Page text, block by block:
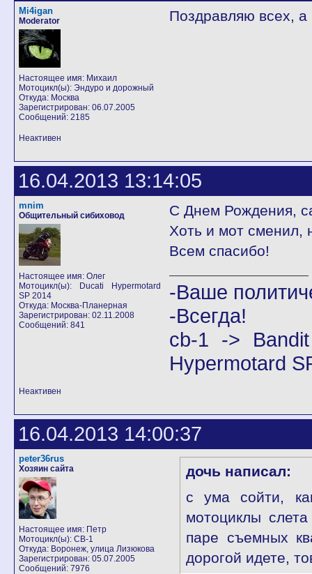
Mi4igan
Moderator
Настоящее имя: Михаил
Мотоцикл(ы): Эндуро и дорожный
Откуда: Москва
Зарегистрирован: 06.07.2005
Сообщений: 2185
Поздравляю всех, а
Неактивен
16.04.2013 13:14:05
mnim
Общительный сибиховод
Настоящее имя: Олег
Мотоцикл(ы): Ducati Hypermotard
SP 2014
Откуда: Москва-Планерная
Зарегистрирован: 02.11.2008
Сообщений: 841
С Днем Рождения,
Хоть и мот сменил,
Всем спасибо!
-Ваше
-Всегда!
cb-1 ->
Hypermotard
Неактивен
16.04.2013 14:00:37
peter36rus
Хозяин сайта
Настоящее имя: Петр
Мотоцикл(ы): CB-1
Откуда: Воронеж, улица Лизюкова
Зарегистрирован: 05.07.2005
Сообщений: 7976
дочь написал:
с ума сойти,
мотоциклы
паре съемных
дорогой идете,